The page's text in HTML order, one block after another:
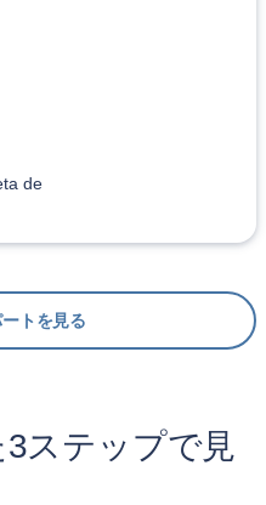
de
トを見る
ステップで見